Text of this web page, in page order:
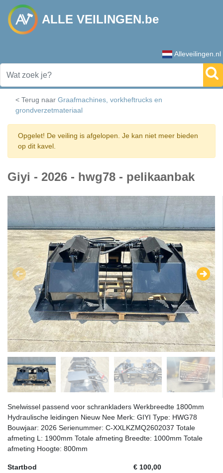
ALLE VEILINGEN.be
Alleveilingen.nl
< Terug naar Graafmachines, vorkheftrucks en
grondverzetmateriaal
Opgelet! De veiling is afgelopen. Je kan niet meer bieden
op dit kavel.
Giyi - 2026 - hwg78 - pelikaanbak
Snelwissel passend voor schrankladers Werkbreedte 1800mm
Hydraulische leidingen Nieuw Nee Merk: GIYI Type: HWG78
Bouwjaar: 2026 Serienummer: C-XXLKZMQ2602037 Totale
afmeting L: 1900mm Totale afmeting Breedte: 1000mm Totale
afmeting Hoogte: 800mm
Startbod
€ 100,00